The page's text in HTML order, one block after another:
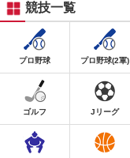
競技一覧
プロ野球 プロ野球(2軍)
ゴルフ Jリーグ